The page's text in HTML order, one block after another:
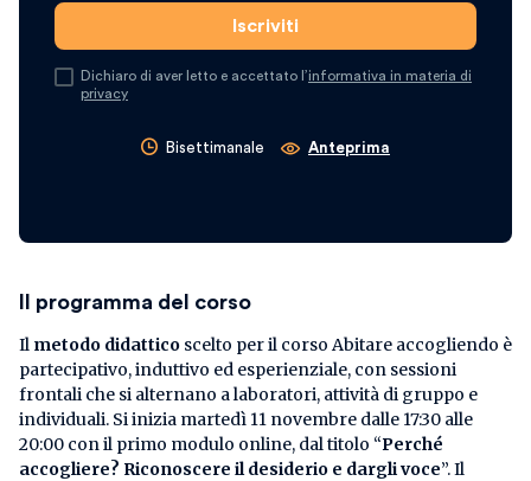
Dichiaro di aver letto e accettato l’informativa in materia di
privacy
Bisettimanale Anteprima
Il programma del corso
Il metodo didattico scelto per il corso Abitare accogliendo è
partecipativo, induttivo ed esperienziale, con sessioni
frontali che si alternano a laboratori, attività di gruppo e
individuali. Si inizia martedì 11 novembre dalle 17:30 alle
20:00 con il primo modulo online, dal titolo “Perché
accogliere? Riconoscere il desiderio e dargli voce”. Il